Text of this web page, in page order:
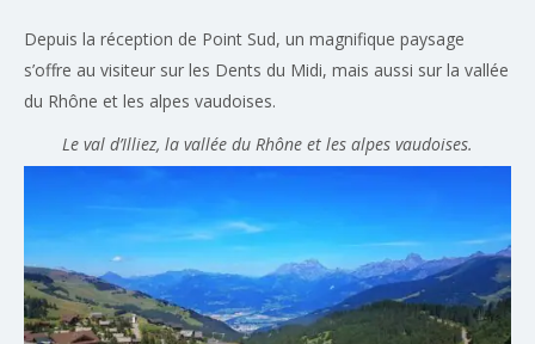
Depuis la réception de Point Sud, un magnifique paysage
s’offre au visiteur sur les Dents du Midi, mais aussi sur la vallée
du Rhône et les alpes vaudoises.
Le val d’Illiez, la vallée du Rhône et les alpes vaudoises.